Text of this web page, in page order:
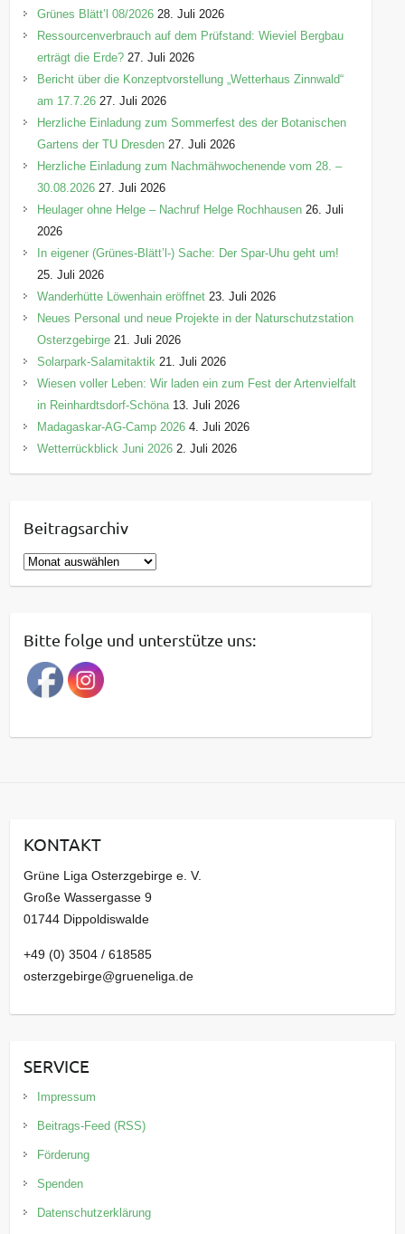
e
n
Grünes Blätt’l 08/2026 28. Juli 2026
Ressourcenverbrauch auf dem Prüfstand: Wieviel Bergbau
erträgt die Erde? 27. Juli 2026
Bericht über die Konzeptvorstellung „Wetterhaus Zinnwald“
am 17.7.26 27. Juli 2026
Herzliche Einladung zum Sommerfest des der Botanischen
Gartens der TU Dresden 27. Juli 2026
Herzliche Einladung zum Nachmähwochenende vom 28. –
30.08.2026 27. Juli 2026
Heulager ohne Helge – Nachruf Helge Rochhausen 26. Juli
2026
In eigener (Grünes-Blätt’l-) Sache: Der Spar-Uhu geht um!
25. Juli 2026
Wanderhütte Löwenhain eröffnet 23. Juli 2026
Neues Personal und neue Projekte in der Naturschutzstation
Osterzgebirge 21. Juli 2026
Solarpark-Salamitaktik 21. Juli 2026
Wiesen voller Leben: Wir laden ein zum Fest der Artenvielfalt
in Reinhardtsdorf-Schöna 13. Juli 2026
Madagaskar-AG-Camp 2026 4. Juli 2026
Wetterrückblick Juni 2026 2. Juli 2026
Beitragsarchiv
B
e
r
a
g
a
v
Bitte folge und unterstütze uns:
KONTAKT
Grüne Liga Osterzgebirge e. V.
Große Wassergasse 9
01744 Dippoldiswalde
+49 (0) 3504 / 618585
osterzgebirge@grueneliga.de
SERVICE
Impressum
Beitrags-Feed (RSS)
Förderung
Spenden
Datenschutzerklärung